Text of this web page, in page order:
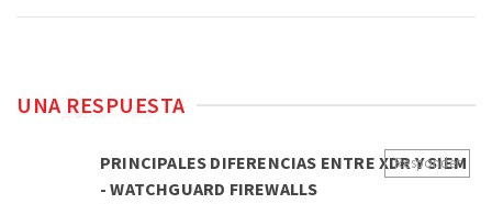
UNA RESPUESTA
PRINCIPALES DIFERENCIAS ENTRE XDR Y SIEM
- WATCHGUARD FIREWALLS
Responder